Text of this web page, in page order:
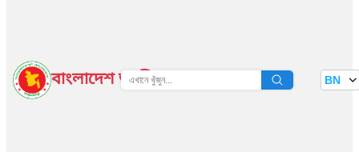
বাংলাদেশ জাতীয় তথ্য বাতায়ন BN